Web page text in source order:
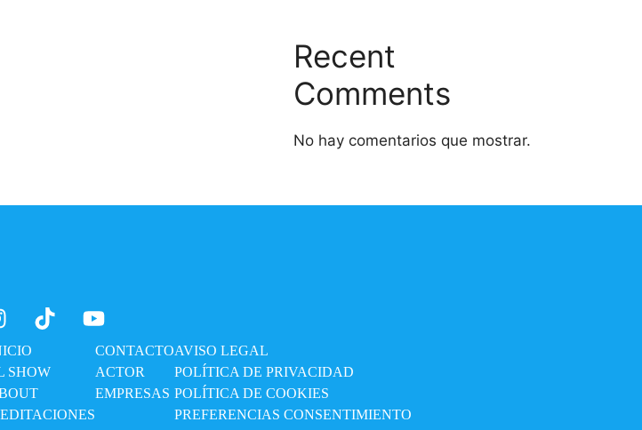
Recent
Comments
No hay comentarios que mostrar.
SHOW
CONTACTO
ACTOR
EMPRESAS
AVISO LEGAL
POLÍTICA DE PRIVACIDAD
POLÍTICA DE COOKIES
PREFERENCIAS CONSENTIMIENTO